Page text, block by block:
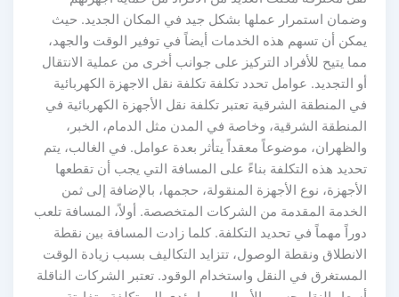
وضمان استمرار عملها بشكل جيد في المكان الجديد. حيث
يمكن أن تسهم هذه الخدمات أيضاً في توفير الوقت والجهد،
مما يتيح للأفراد التركيز على جوانب أخرى من عملية الانتقال
أو التجديد. عوامل تحدد تكلفة تكلفة نقل الاجهزة الكهربائية
في المنطقة الشرقية تعتبر تكلفة نقل الأجهزة الكهربائية في
المنطقة الشرقية، وخاصة في المدن مثل الدمام، الخبر،
والظهران، موضوعاً معقداً يتأثر بعدة عوامل. في الغالب، يتم
تحديد هذه التكلفة بناءً على المسافة التي يجب أن تقطعها
الأجهزة، نوع الأجهزة المنقولة، حجمها، بالإضافة إلى ثمن
الخدمة المقدمة من الشركات المتخصصة. أولاً، المسافة تلعب
دوراً مهماً في تحديد التكلفة. كلما زادت المسافة بين نقطة
الانطلاق ونقطة الوصول، تتزايد التكاليف بسبب زيادة الوقت
المستغرق في النقل واستخدام الوقود. تعتبر الشركات الناقلة